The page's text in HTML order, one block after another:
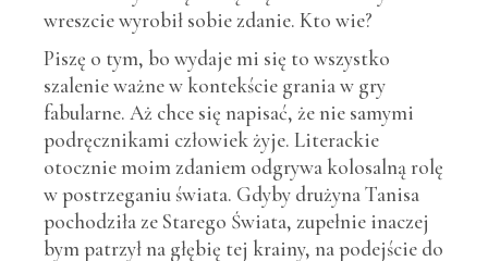
wreszcie wyrobił sobie zdanie. Kto wie?
Piszę o tym, bo wydaje mi się to wszystko
szalenie ważne w kontekście grania w gry
fabularne. Aż chce się napisać, że nie samymi
podręcznikami człowiek żyje. Literackie
otocznie moim zdaniem odgrywa kolosalną rolę
w postrzeganiu świata. Gdyby drużyna Tanisa
pochodziła ze Starego Świata, zupełnie inaczej
bym patrzył na głębię tej krainy, na podejście do